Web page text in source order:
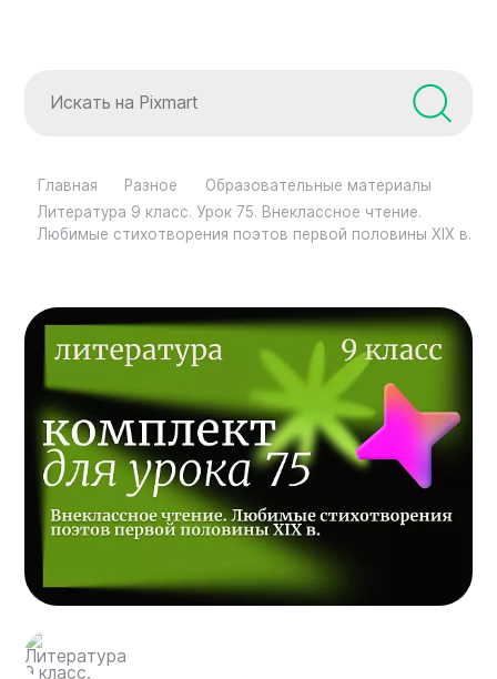
Главная Разное
Образовательные материалы
Литература 9 класс. Урок 75. Внеклассное чтение.
Любимые стихотворения поэтов первой половины XIX в.